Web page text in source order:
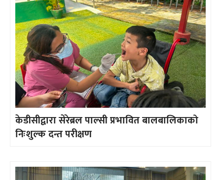
केडीसीद्वारा सेरेब्रल पाल्सी प्रभावित बालबालिकाको
निःशुल्क दन्त परीक्षण